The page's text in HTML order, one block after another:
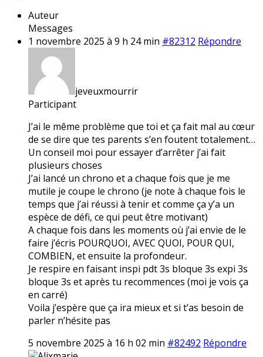
Auteur
Messages
1 novembre 2025 à 9 h 24 min #82312 Répondre
jeveuxmourrir
Participant
J’ai le même problème que toi et ça fait mal au cœur
de se dire que tes parents s’en foutent totalement…
Un conseil moi pour essayer d’arrêter j’ai fait
plusieurs choses
J’ai lancé un chrono et a chaque fois que je me
mutile je coupe le chrono (je note à chaque fois le
temps que j’ai réussi à tenir et comme ça y’a un
espèce de défi, ce qui peut être motivant)
A chaque fois dans les moments où j’ai envie de le
faire j’écris POURQUOI, AVEC QUOI, POUR QUI,
COMBIEN, et ensuite la profondeur.
Je respire en faisant inspi pdt 3s bloque 3s expi 3s
bloque 3s et après tu recommences (moi je vois ça
en carré)
Voila j’espère que ça ira mieux et si t’as besoin de
parler n’hésite pas
5 novembre 2025 à 16 h 02 min #82492 Répondre